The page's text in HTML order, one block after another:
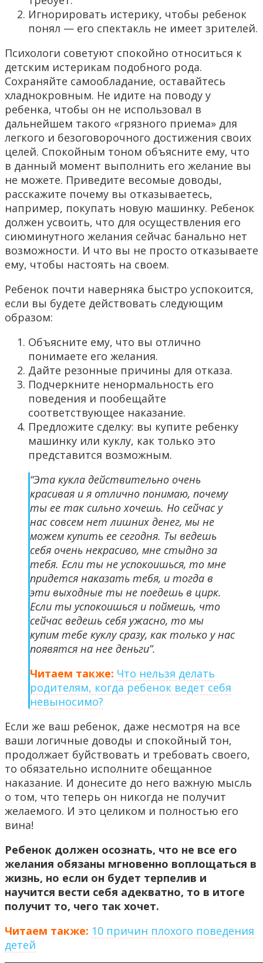
Игнорировать истерику, чтобы ребенок
понял — его спектакль не имеет зрителей.
Психологи советуют спокойно относиться к
детским истерикам подобного рода.
Сохраняйте самообладание, оставайтесь
хладнокровным. Не идите на поводу у
ребенка, чтобы он не использовал в
дальнейшем такого «грязного приема» для
легкого и безоговорочного достижения своих
целей. Спокойным тоном объясните ему, что
в данный момент выполнить его желание вы
не можете. Приведите весомые доводы,
расскажите почему вы отказываетесь,
например, покупать новую машинку. Ребенок
должен усвоить, что для осуществления его
сиюминутного желания сейчас банально нет
возможности. И что вы не просто отказываете
ему, чтобы настоять на своем.
Ребенок почти наверняка быстро успокоится,
если вы будете действовать следующим
образом:
Объясните ему, что вы отлично
понимаете его желания.
Дайте резонные причины для отказа.
Подчеркните ненормальность его
поведения и пообещайте
соответствующее наказание.
Предложите сделку: вы купите ребенку
машинку или куклу, как только это
представится возможным.
“Эта кукла действительно очень
красивая и я отлично понимаю, почему
ты ее так сильно хочешь. Но сейчас у
нас совсем нет лишних денег, мы не
можем купить ее сегодня. Ты ведешь
себя очень некрасиво, мне стыдно за
тебя. Если ты не успокоишься, то мне
придется наказать тебя, и тогда в
эти выходные ты не поедешь в цирк.
Если ты успокоишься и поймешь, что
сейчас ведешь себя ужасно, то мы
купим тебе куклу сразу, как только у нас
появятся на нее деньги”.
Читаем также: Что нельзя делать
родителям, когда ребенок ведет себя
невыносимо?
Если же ваш ребенок, даже несмотря на все
ваши логичные доводы и спокойный тон,
продолжает буйствовать и требовать своего,
то обязательно исполните обещанное
наказание. И донесите до него важную мысль
о том, что теперь он никогда не получит
желаемого. И это целиком и полностью его
вина!
Ребенок должен осознать, что не все его
желания обязаны мгновенно воплощаться в
жизнь, но если он будет терпелив и
научится вести себя адекватно, то в итоге
получит то, чего так хочет.
Читаем также: 10 причин плохого поведения
детей